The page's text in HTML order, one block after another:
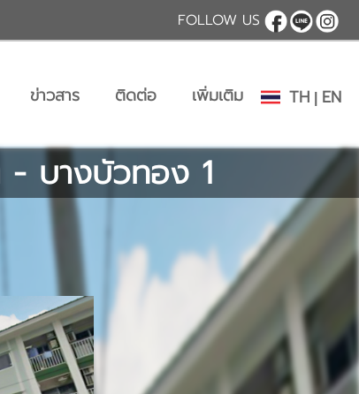
FOLLOW US
ข่าวสาร ติดต่อ เพิ่มเติม TH EN
- บางบัวทอง 1